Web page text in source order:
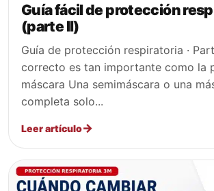
Guía fácil de protección
(parte II)
Guía de protección respiratoria ·
correcto es tan importante como la
máscara Una semimáscara o una
completa solo...
Leer artículo